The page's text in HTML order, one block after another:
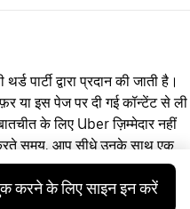
पार्टी द्वारा प्रदान की जाती है।
या इस पेज पर दी गई कॉन्टेंट से ली
के लिए Uber ज़िम्मेदार नहीं
समय, आप सीधे उनके साथ एक
है। सवाल पूछने के लिए, कृपया
करने के लिए साइन इन करें